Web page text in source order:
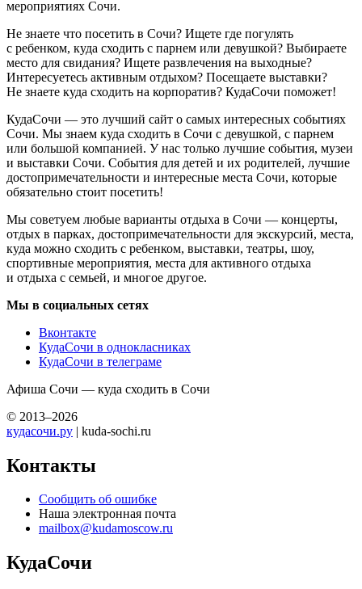
мероприятиях Сочи.
Не знаете что посетить в Сочи? Ищете где погулять
с ребенком, куда сходить с парнем или девушкой? Выбираете
место для свидания? Ищете развлечения на выходные?
Интересуетесь активным отдыхом? Посещаете выставки?
Не знаете куда сходить на корпоратив? КудаСочи поможет!
КудаСочи — это лучший сайт о самых интересных событиях
Сочи. Мы знаем куда сходить в Сочи с девушкой, с парнем
или большой компанией. У нас только лучшие события, музеи
и выставки Сочи. События для детей и их родителей, лучшие
достопримечательности и интересные места Сочи, которые
обязательно стоит посетить!
Мы советуем любые варианты отдыха в Сочи — концерты,
отдых в парках, достопримечательности для экскурсий, места,
куда можно сходить с ребенком, выставки, театры, шоу,
спортивные мероприятия, места для активного отдыха
и отдыха с семьей, и многое другое.
Мы в социальных сетях
Вконтакте
КудаСочи в однокласниках
КудаСочи в телеграме
Афиша Сочи — куда сходить в Сочи
© 2013–2026
кудасочи.ру | kuda-sochi.ru
Контакты
Сообщить об ошибке
Наша электронная почта
mailbox@kudamoscow.ru
КудаСочи